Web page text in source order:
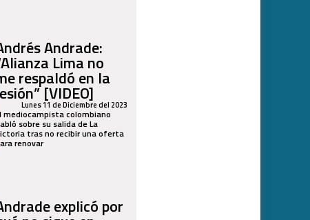
Andrade:
Lima no
respaldó en la
[VIDEO]
Lunes 11 de Diciembre del 2023
mediocampista colombiano
sobre su salida de La
tras no recibir una oferta
renovar
explicó por